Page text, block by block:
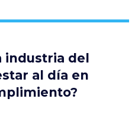
industria del
al día en